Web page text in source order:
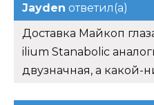
Jayden ответил(а)
Доставка Майкоп
ilium Stanabolic
двузначная, а какой-